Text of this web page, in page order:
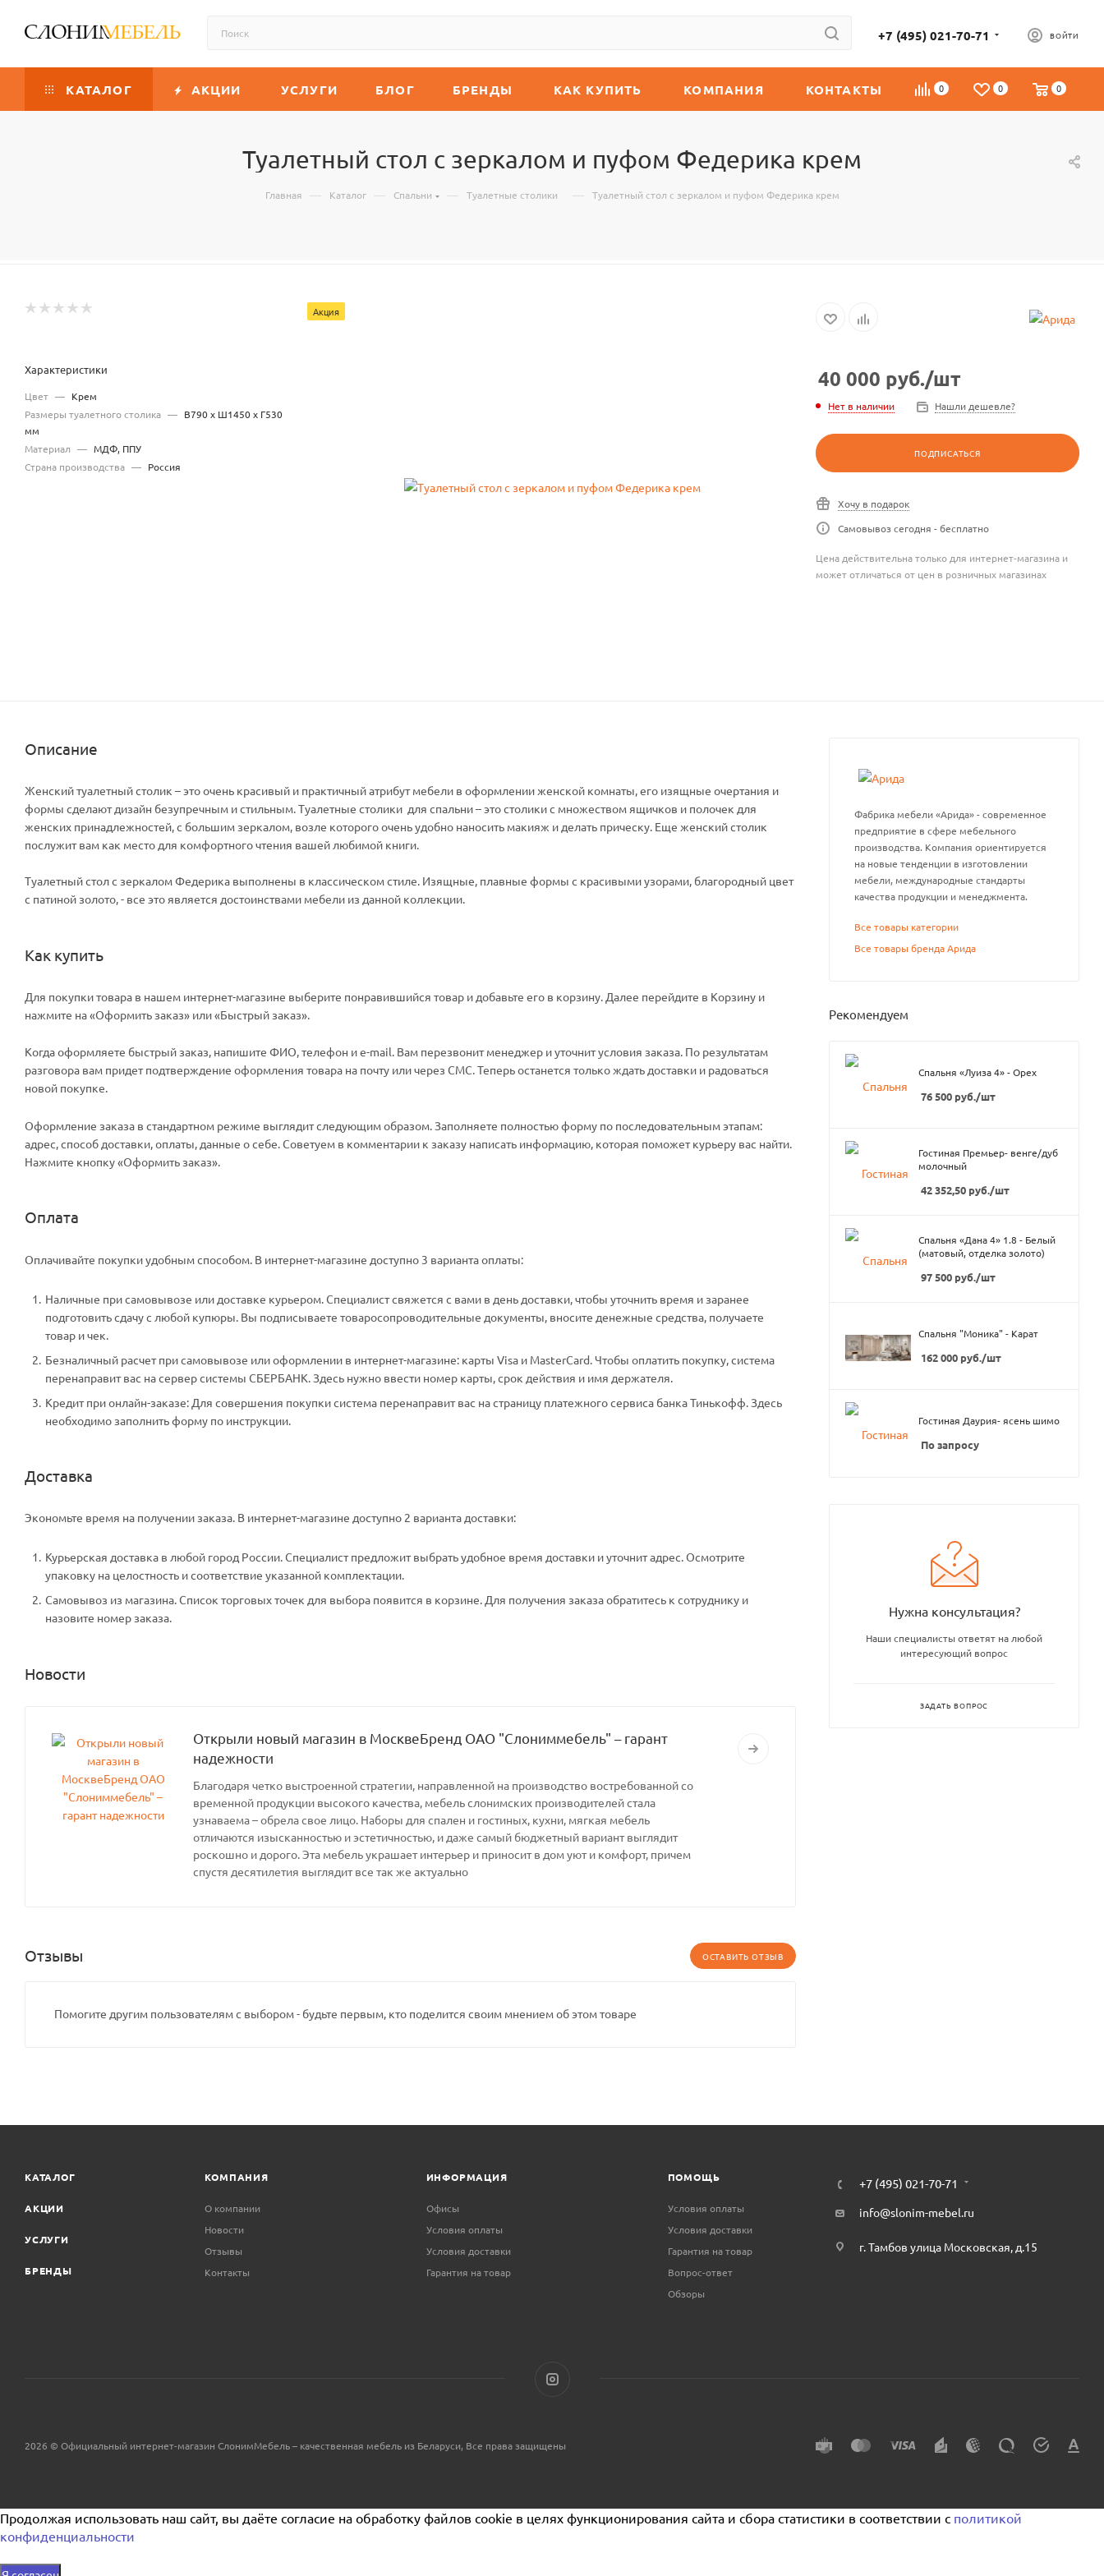
+7 (495) 021-70-71 ВОЙТИ
0 0 0
КАТАЛОГ АКЦИИ УСЛУГИ БЛОГ БРЕНДЫ КАК КУПИТЬ КОМПАНИЯ КОНТАКТЫ
Туалетный стол с зеркалом и пуфом Федерика крем
Главная — Каталог — Спальни — Туалетные столики — Туалетный стол с зеркалом и пуфом Федерика крем
Акция
Характеристики
Цвет — Крем
Размеры туалетного столика — В790 x Ш1450 x Г530
мм
Материал — МДФ, ППУ
Страна производства — Россия
40 000 руб./шт
Нет в наличии Нашли дешевле?
ПОДПИСАТЬСЯ
Хочу в подарок
Самовывоз сегодня - бесплатно
Цена действительна только для интернет-магазина и
может отличаться от цен в розничных магазинах
Описание
Женский туалетный столик – это очень красивый и практичный атрибут мебели в оформлении женской комнаты, его изящные очертания и
формы сделают дизайн безупречным и стильным. Туалетные столики для спальни – это столики с множеством ящичков и полочек для
женских принадлежностей, с большим зеркалом, возле которого очень удобно наносить макияж и делать прическу. Еще женский столик
послужит вам как место для комфортного чтения вашей любимой книги.
Туалетный стол с зеркалом Федерика выполнены в классическом стиле. Изящные, плавные формы с красивыми узорами, благородный цвет
с патиной золото, - все это является достоинствами мебели из данной коллекции.
Как купить
Для покупки товара в нашем интернет-магазине выберите понравившийся товар и добавьте его в корзину. Далее перейдите в Корзину и
нажмите на «Оформить заказ» или «Быстрый заказ».
Когда оформляете быстрый заказ, напишите ФИО, телефон и e-mail. Вам перезвонит менеджер и уточнит условия заказа. По результатам
разговора вам придет подтверждение оформления товара на почту или через СМС. Теперь останется только ждать доставки и радоваться
новой покупке.
Оформление заказа в стандартном режиме выглядит следующим образом. Заполняете полностью форму по последовательным этапам:
адрес, способ доставки, оплаты, данные о себе. Советуем в комментарии к заказу написать информацию, которая поможет курьеру вас найти.
Нажмите кнопку «Оформить заказ».
Оплата
Оплачивайте покупки удобным способом. В интернет-магазине доступно 3 варианта оплаты:
Наличные при самовывозе или доставке курьером. Специалист свяжется с вами в день доставки, чтобы уточнить время и заранее
подготовить сдачу с любой купюры. Вы подписываете товаросопроводительные документы, вносите денежные средства, получаете
товар и чек.
Безналичный расчет при самовывозе или оформлении в интернет-магазине: карты Visa и MasterCard. Чтобы оплатить покупку, система
перенаправит вас на сервер системы СБЕРБАНК. Здесь нужно ввести номер карты, срок действия и имя держателя.
Кредит при онлайн-заказе: Для совершения покупки система перенаправит вас на страницу платежного сервиса банка Тинькофф. Здесь
необходимо заполнить форму по инструкции.
Доставка
Экономьте время на получении заказа. В интернет-магазине доступно 2 варианта доставки:
Курьерская доставка в любой город России. Специалист предложит выбрать удобное время доставки и уточнит адрес. Осмотрите
упаковку на целостность и соответствие указанной комплектации.
Самовывоз из магазина. Список торговых точек для выбора появится в корзине. Для получения заказа обратитесь к сотруднику и
назовите номер заказа.
Новости
Открыли новый магазин в МосквеБренд ОАО "Слониммебель" – гарант
надежности
Благодаря четко выстроенной стратегии, направленной на производство востребованной со
временной продукции высокого качества, мебель слонимских производителей стала
узнаваема – обрела свое лицо. Наборы для спален и гостиных, кухни, мягкая мебель
отличаются изысканностью и эстетичностью, и даже самый бюджетный вариант выглядит
роскошно и дорого. Эта мебель украшает интерьер и приносит в дом уют и комфорт, причем
спустя десятилетия выглядит все так же актуально
Отзывы ОСТАВИТЬ ОТЗЫВ
Помогите другим пользователям с выбором - будьте первым, кто поделится своим мнением об этом товаре
Фабрика мебели «Арида» - современное
предприятие в сфере мебельного
производства. Компания ориентируется
на новые тенденции в изготовлении
мебели, международные стандарты
качества продукции и менеджмента.
Все товары категории
Все товары бренда Арида
Рекомендуем
Спальня «Луиза 4» - Орех
76 500 руб./шт
Гостиная Премьер- венге/дуб
молочный
42 352,50 руб./шт
Спальня «Дана 4» 1.8 - Белый
(матовый, отделка золото)
97 500 руб./шт
Спальня "Моника" - Карат
162 000 руб./шт
Гостиная Даурия- ясень шимо
По запросу
Нужна консультация?
Наши специалисты ответят на любой
интересующий вопрос
ЗАДАТЬ ВОПРОС
КАТАЛОГ
АКЦИИ
УСЛУГИ
БРЕНДЫ
КОМПАНИЯ
О компании
Новости
Отзывы
Контакты
ИНФОРМАЦИЯ
Офисы
Условия оплаты
Условия доставки
Гарантия на товар
ПОМОЩЬ
Условия оплаты
Условия доставки
Гарантия на товар
Вопрос-ответ
Обзоры
+7 (495) 021-70-71
info@slonim-mebel.ru
г. Тамбов улица Московская, д.15
2026 © Официальный интернет-магазин СлонимМебель – качественная мебель из Беларуси, Все права защищены
Продолжая использовать наш сайт, вы даёте согласие на обработку файлов cookie в целях функционирования сайта и сбора статистики в соответствии с политикой
конфиденциальности